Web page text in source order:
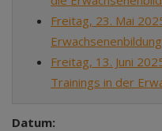
Freitag, 23. Mai
Erwachsenenbildung
Freitag, 13. Juni
Trainings in der
Datum: